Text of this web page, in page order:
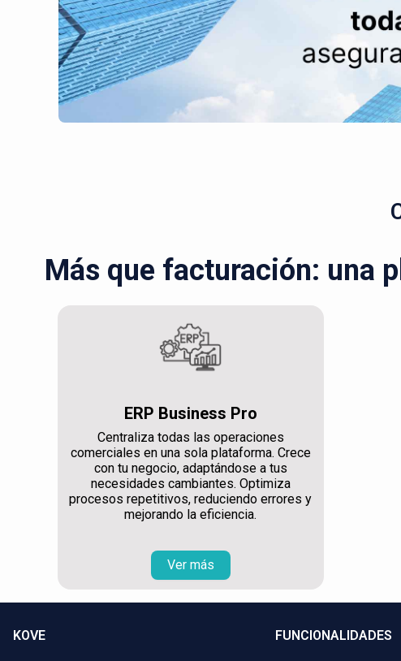
Más que facturación: una
ERP Business Pro
Centraliza todas las operaciones
comerciales en una sola plataforma. Crece
con tu negocio, adaptándose a tus
necesidades cambiantes. Optimiza
procesos repetitivos, reduciendo errores y
mejorando la eficiencia.
Ver más
KOVE FUNCIONALIDADES